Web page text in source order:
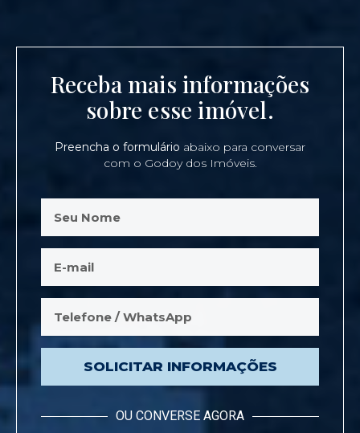
Receba mais informações
sobre esse imóvel.
Preencha o formulário abaixo para conversar
com o Godoy dos Imóveis.
SOLICITAR INFORMAÇÕES
OU CONVERSE AGORA